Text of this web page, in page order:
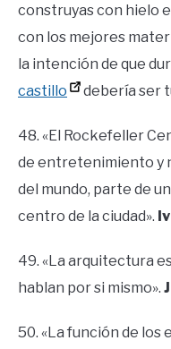
construyas con hielo
con los mejores
la intención de que
castillo
debería ser
48. «El Rockefeller
de entretenimiento y
del mundo, parte de
centro de la ciudad».
49. «La arquitectura
hablan por si mismo».
50. «La función de los